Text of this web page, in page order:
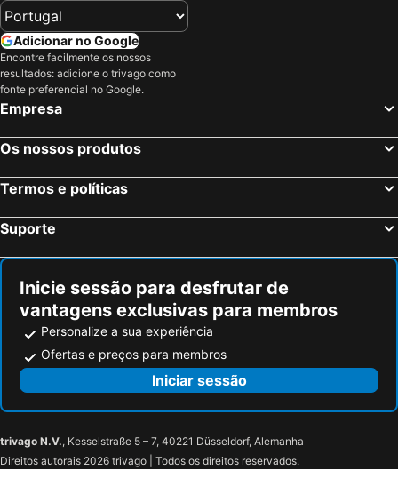
Adicionar no Google
Encontre facilmente os nossos
resultados: adicione o trivago como
fonte preferencial no Google.
Empresa
Os nossos produtos
Termos e políticas
Suporte
Inicie sessão para desfrutar de
vantagens exclusivas para membros
Personalize a sua experiência
Ofertas e preços para membros
Iniciar sessão
trivago N.V., Kesselstraße 5 – 7, 40221 Düsseldorf, Alemanha
Direitos autorais 2026 trivago | Todos os direitos reservados.